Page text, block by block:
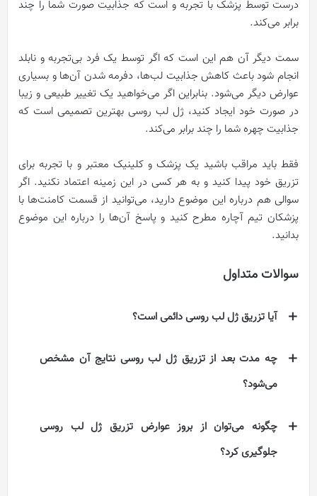
درست توسط پزشک با تجربه و است که جذابیت صورت شما را چند
برابر می‌کند.
سمت دیگر آن هم این است که اگر توسط یک فرد بی‌تجربه و نابلد
انجام شود باعث کاهش جذابیت لب‌ها، دفرمه شدن آن‌ها و بسیاری
عوارض دیگر می‌شود. بنابراین اگر می‌خواهید یک تغییر طبیعی و زیبا
در صورت خود ایجاد کنید، ژل لب روسی بهترین تصمیمی است که
جذابیت چهره شما را چند برابر می‌کند.
فقط باید مراقب باشید یک پزشک و کلینیک معتبر و با تجربه برای
تزریق خود پیدا کنید و به هر کسی در این زمینه اعتماد نکنید. اگر
سوالی هم درباره این موضوع دارید، می‌توانید از قسمت کامنت‌ها با
پزشکان تیم آچاره مطرح کنید و پاسخ آن‌ها را درباره این موضوع
بدانید.
سوالات متداول
آیا تزریق ژل لب روسی دائمی است؟
چه مدت بعد از تزریق ژل لب روسی نتایج آن مشخص
می‌شود؟
چگونه می‌توان از بروز عوارض تزریق ژل لب روسی
جلوگیری کرد؟